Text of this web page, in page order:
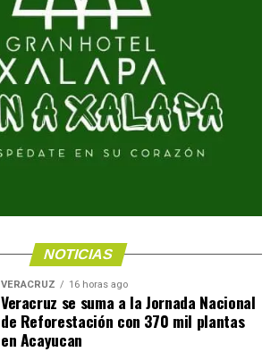
NOTICIAS
VERACRUZ 16 horas ago
Veracruz se suma a la Jornada Nacional
de Reforestación con 370 mil plantas
en Acayucan